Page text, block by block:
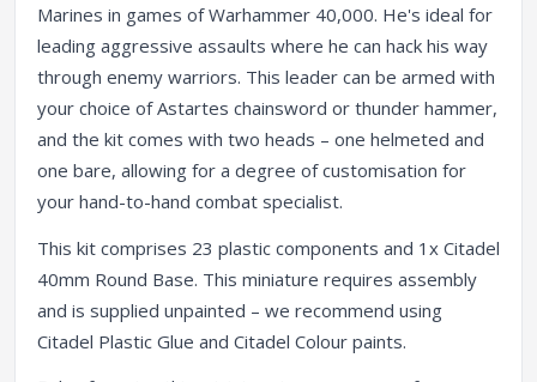
Marines in games of Warhammer 40,000. He's ideal for
leading aggressive assaults where he can hack his way
through enemy warriors. This leader can be armed with
your choice of Astartes chainsword or thunder hammer,
and the kit comes with two heads – one helmeted and
one bare, allowing for a degree of customisation for
your hand-to-hand combat specialist.
This kit comprises 23 plastic components and 1x Citadel
40mm Round Base. This miniature requires assembly
and is supplied unpainted – we recommend using
Citadel Plastic Glue and Citadel Colour paints.